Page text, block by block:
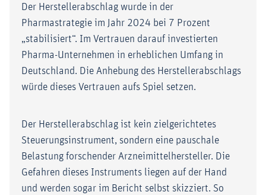
Der Herstellerabschlag wurde in der
Pharmastrategie im Jahr 2024 bei 7 Prozent
„stabilisiert“. Im Vertrauen darauf investierten
Pharma-Unternehmen in erheblichen Umfang in
Deutschland. Die Anhebung des Herstellerabschlags
würde dieses Vertrauen aufs Spiel setzen.
Der Herstellerabschlag ist kein zielgerichtetes
Steuerungsinstrument, sondern eine pauschale
Belastung forschender Arzneimittelhersteller. Die
Gefahren dieses Instruments liegen auf der Hand
und werden sogar im Bericht selbst skizziert. So